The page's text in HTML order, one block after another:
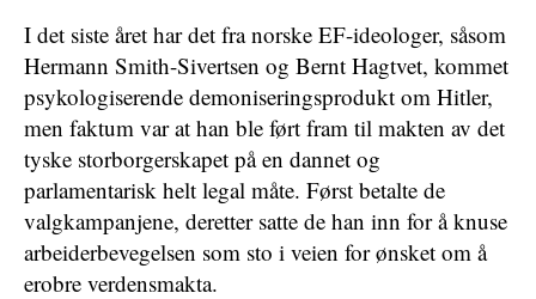
I det siste året har det fra norske EF-ideologer, såsom
Hermann Smith-Sivertsen og Bernt Hagtvet, kommet
psykologiserende demoniseringsprodukt om Hitler,
men faktum var at han ble ført fram til makten av det
tyske storborgerskapet på en dannet og
parlamentarisk helt legal måte. Først betalte de
valgkampanjene, deretter satte de han inn for å knuse
arbeiderbevegelsen som sto i veien for ønsket om å
erobre verdensmakta.